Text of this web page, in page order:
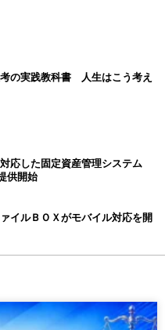
の実践教科書 人生はこう考え
応した固定資産管理システム
供開始
イルＢＯＸがモバイル対応を開